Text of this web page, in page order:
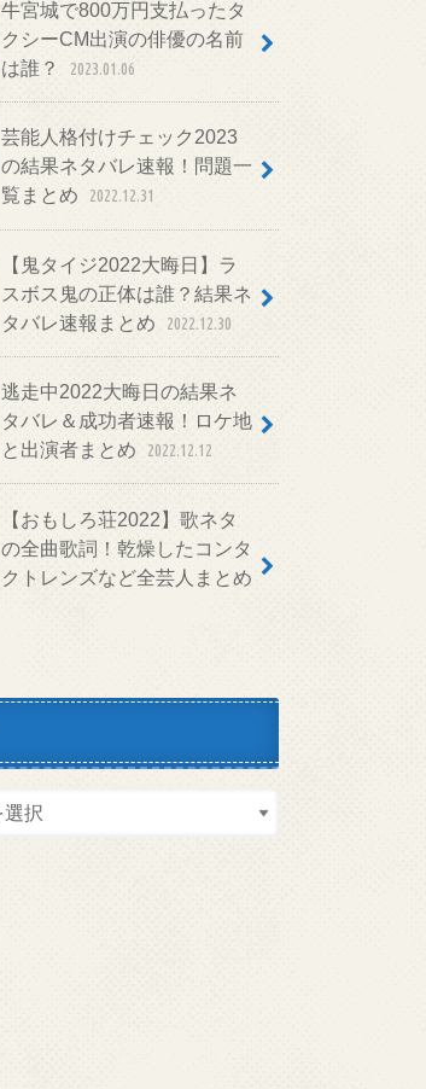
牛宮城で800万円支払ったタ
クシーCM出演の俳優の名前
は誰？
2023.01.06
芸能人格付けチェック2023
の結果ネタバレ速報！問題一
覧まとめ
2022.12.31
【鬼タイジ2022大晦日】ラ
スボス鬼の正体は誰？結果ネ
タバレ速報まとめ
2022.12.30
逃走中2022大晦日の結果ネ
タバレ＆成功者速報！ロケ地
と出演者まとめ
2022.12.12
【おもしろ荘2022】歌ネタ
の全曲歌詞！乾燥したコンタ
クトレンズなど全芸人まとめ